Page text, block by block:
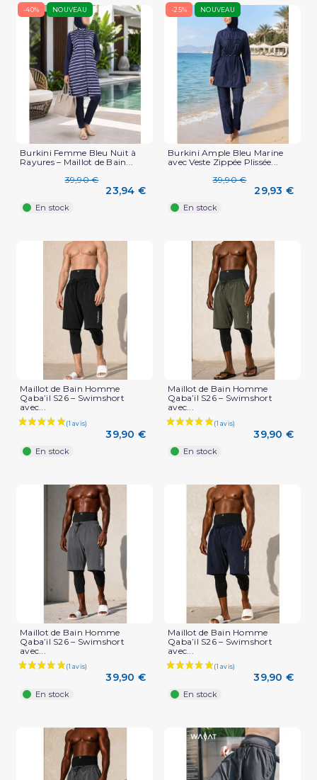
-40% NOUVEAU
Burkini Femme Bleu Nuit à
Rayures – Maillot de Bain...
39,90 €
23,94 €
En stock
-25% NOUVEAU
Burkini Ample Bleu Marine
avec Veste Zippée Plissée...
39,90 €
29,93 €
En stock
Maillot de Bain Homme
Qaba’il S26 – Swimshort
avec...
39,90 €
En stock
Maillot de Bain Homme
Qaba’il S26 – Swimshort
avec...
39,90 €
En stock
Maillot de Bain Homme
Qaba’il S26 – Swimshort
avec...
39,90 €
En stock
Maillot de Bain Homme
Qaba’il S26 – Swimshort
avec...
39,90 €
En stock